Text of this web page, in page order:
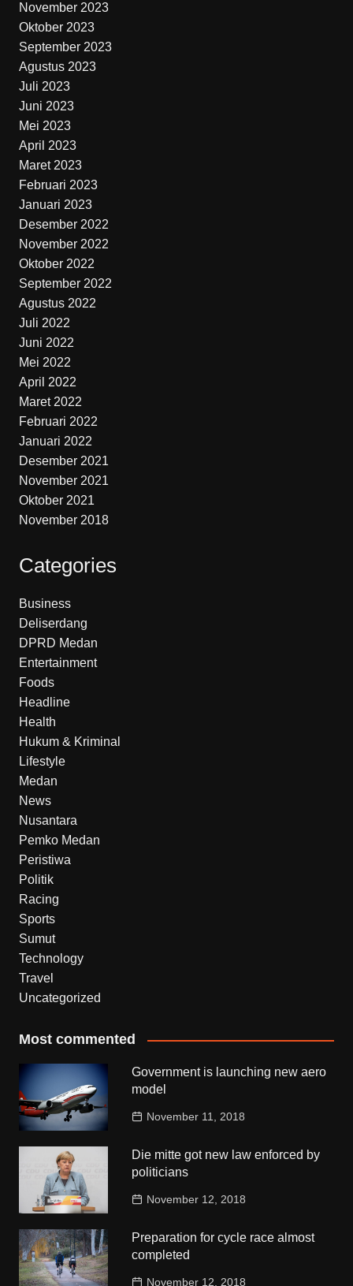
November 2023
Oktober 2023
September 2023
Agustus 2023
Juli 2023
Juni 2023
Mei 2023
April 2023
Maret 2023
Februari 2023
Januari 2023
Desember 2022
November 2022
Oktober 2022
September 2022
Agustus 2022
Juli 2022
Juni 2022
Mei 2022
April 2022
Maret 2022
Februari 2022
Januari 2022
Desember 2021
November 2021
Oktober 2021
November 2018
Categories
Business
Deliserdang
DPRD Medan
Entertainment
Foods
Headline
Health
Hukum & Kriminal
Lifestyle
Medan
News
Nusantara
Pemko Medan
Peristiwa
Politik
Racing
Sports
Sumut
Technology
Travel
Uncategorized
Most commented
Government is launching new aero
model
November 11, 2018
Die mitte got new law enforced by
politicians
November 12, 2018
Preparation for cycle race almost
completed
November 12, 2018